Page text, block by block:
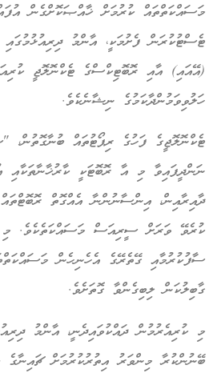
މަސައްކަތްތައް ކުރުމަށް ޚާއްޞަކޮށްގެން
ޓެސްޓުކުރަން ފެށުމަކީ، އާންމު
(އޭއައި) އާއި ރޮބޮޓިކްސްގެ ޓެކްނޮލޮޖީ
ހަލުވިވަމުންދާކަމުގެ ނިޝާނެކެވެ.
ޓެކްނޮލޮޖީގެ ފަހުގެ ރިޕޯޓުތައް ބުނާގޮތުން،
ނަންދީފައިވާ މި އާ ރޮބޮޓަކީ ކާރުޚާނާތަކާއި
ދާއިރާއިން، އިންސާނުންނާ އެއްގޮތް
ކުރެވޭ ވަރަށް ސީރިއަސް މަސައްކަތެކެވެ. މި
ސާފުކުރުމާއި ގޭތެރޭގެ އެހެނިހެން
ގާބިލުކަން ލިބިގެންވާ ގޮތަށެވެ.
މި ކުރިއެރުމުން ދައްކުވައިދެނީ، އާންމު
ބޭނުންކުރާ މިންވަރު އިތުރުކުރުމަށް